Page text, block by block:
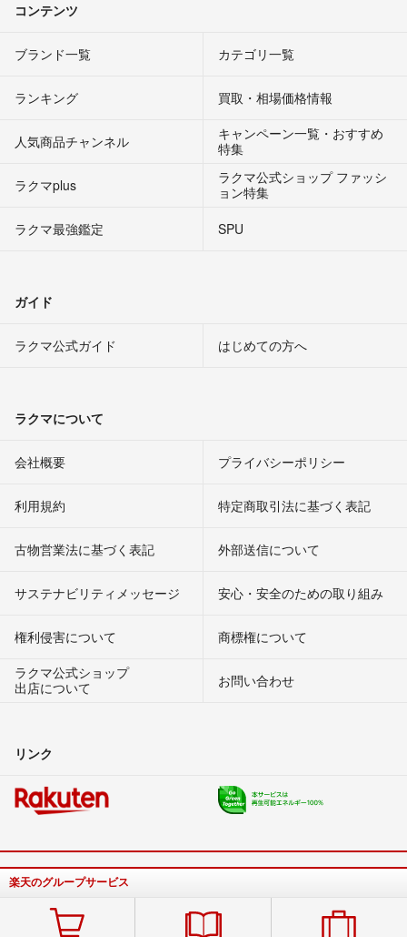
コンテンツ
ブランド一覧 カテゴリ一覧
ランキング 買取・相場価格情報
人気商品チャンネル
キャンペーン一覧・おすすめ
特集
ラクマplus
ラクマ公式ショップ ファッシ
ョン特集
ラクマ最強鑑定
SPU
ガイド
ラクマ公式ガイド はじめての方へ
ラクマについて
会社概要 プライバシーポリシー
利用規約 特定商取引法に基づく表記
古物営業法に基づく表記 外部送信について
サステナビリティメッセージ 安心・安全のための取り組み
権利侵害について
商標権について
ラクマ公式ショップ
出店について
お問い合わせ
リンク
楽天のグループサービス